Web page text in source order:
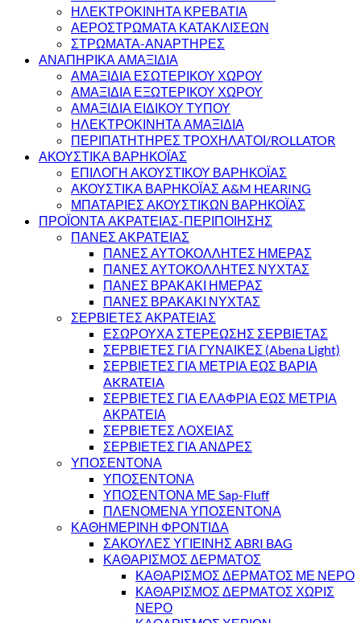
ΗΛΕΚΤΡΟΚΙΝΗΤΑ ΚΡΕΒΑΤΙΑ
ΑΕΡΟΣΤΡΩΜΑΤΑ ΚΑΤΑΚΛΙΣΕΩΝ
ΣΤΡΩΜΑΤΑ-ΑΝΑΡΤΗΡΕΣ
ΑΝΑΠΗΡΙΚΑ ΑΜΑΞΙΔΙΑ
ΑΜΑΞΙΔΙΑ ΕΣΩΤΕΡΙΚΟΥ ΧΩΡΟΥ
ΑΜΑΞΙΔΙΑ ΕΞΩΤΕΡΙΚΟΥ ΧΩΡΟΥ
ΑΜΑΞΙΔΙΑ ΕΙΔΙΚΟΥ ΤΥΠΟΥ
ΗΛΕΚΤΡΟΚΙΝΗΤΑ ΑΜΑΞΙΔΙΑ
ΠΕΡΙΠΑΤΗΤΗΡΕΣ ΤΡΟΧΗΛΑΤΟΙ/ROLLATOR
ΑΚΟΥΣΤΙΚΑ ΒΑΡΗΚΟΪΑΣ
ΕΠΙΛΟΓΗ ΑΚΟΥΣΤΙΚΟΥ ΒΑΡΗΚΟΪΑΣ
ΑΚΟΥΣΤΙΚΑ ΒΑΡΗΚΟΪΑΣ A&M HEARING
ΜΠΑΤΑΡΙΕΣ ΑΚΟΥΣΤΙΚΩΝ ΒΑΡΗΚΟΪΑΣ
ΠΡΟΪΟΝΤΑ ΑΚΡΑΤΕΙΑΣ-ΠΕΡΙΠΟΙΗΣΗΣ
ΠΑΝΕΣ ΑΚΡΑΤΕΙΑΣ
ΠΑΝΕΣ ΑΥΤΟΚΟΛΛΗΤΕΣ ΗΜΕΡΑΣ
ΠΑΝΕΣ ΑΥΤΟΚΟΛΛΗΤΕΣ ΝΥΧΤΑΣ
ΠΑΝΕΣ ΒΡΑΚΑΚΙ ΗΜΕΡΑΣ
ΠΑΝΕΣ ΒΡΑΚΑΚΙ ΝΥΧΤΑΣ
ΣΕΡΒΙΕΤΕΣ ΑΚΡΑΤΕΙΑΣ
ΕΣΩΡΟΥΧΑ ΣΤΕΡΕΩΣΗΣ ΣΕΡΒΙΕΤΑΣ
ΣΕΡΒΙΕΤΕΣ ΓΙΑ ΓΥΝΑΙΚΕΣ (Abena Light)
ΣΕΡΒΙΕΤΕΣ ΓΙΑ ΜΕΤΡΙΑ ΕΩΣ ΒΑΡΙΑ
AKRATEIA
ΣΕΡΒΙΕΤΕΣ ΓΙΑ ΕΛΑΦΡΙΑ ΕΩΣ ΜΕΤΡΙΑ
ΑΚΡΑΤΕΙΑ
ΣΕΡΒΙΕΤΕΣ ΛΟΧΕΙΑΣ
ΣΕΡΒΙΕΤΕΣ ΓΙΑ ΑΝΔΡΕΣ
ΥΠΟΣΕΝΤΟΝΑ
ΥΠΟΣΕΝΤΟΝΑ
ΥΠΟΣΕΝΤΟΝΑ ΜΕ Sap-Fluff
ΠΛΕΝΟΜΕΝΑ ΥΠΟΣΕΝΤΟΝΑ
ΚΑΘΗΜΕΡΙΝΗ ΦΡΟΝΤΙΔΑ
ΣΑΚΟΥΛΕΣ ΥΓΙΕΙΝΗΣ ABRI BAG
ΚΑΘΑΡΙΣΜΟΣ ΔΕΡΜΑΤΟΣ
ΚΑΘΑΡΙΣΜΟΣ ΔΕΡΜΑΤΟΣ ΜΕ ΝΕΡΟ
ΚΑΘΑΡΙΣΜΟΣ ΔΕΡΜΑΤΟΣ ΧΩΡΙΣ
ΝΕΡΟ